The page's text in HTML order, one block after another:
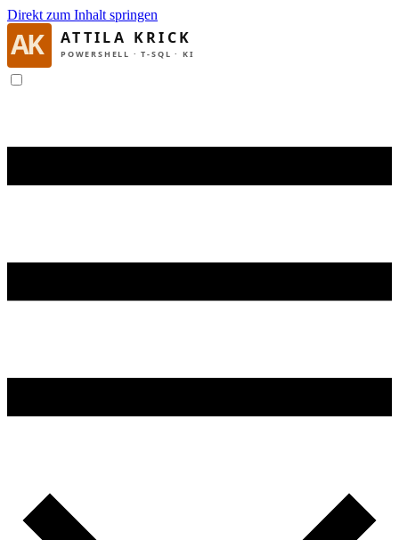
Direkt zum Inhalt springen